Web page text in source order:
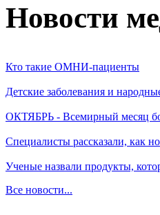
Новости
Кто такие ОМНИ-пациенты
Детские заболевания и
ОКТЯБРЬ - Всемирный месяц
Специалисты рассказали, как
Ученые назвали продукты,
Все новости...